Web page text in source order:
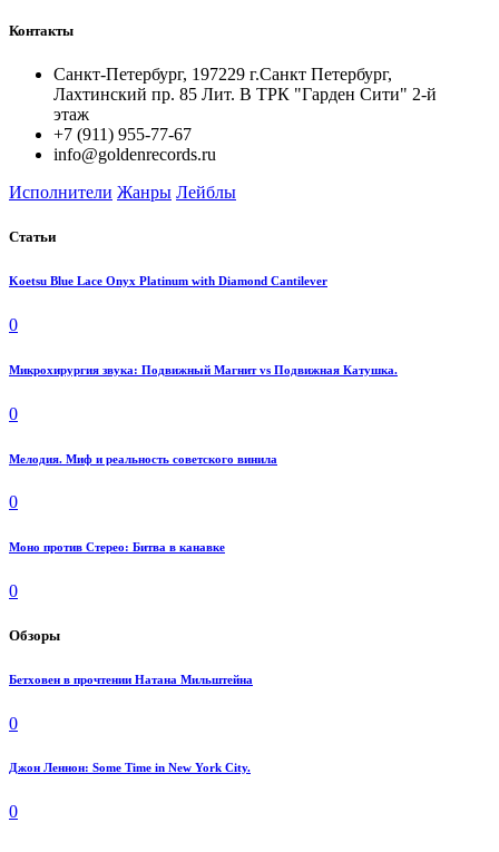
Контакты
Санкт-Петербург, 197229 г.Санкт Петербург,
Лахтинский пр. 85 Лит. B ТРК "Гарден Сити" 2-й
этаж
+7 (911) 955-77-67
info@goldenrecords.ru
Исполнители Жанры Лейблы
Статьи
Koetsu Blue Lace Onyx Platinum with Diamond Cantilever
0
Микрохирургия звука: Подвижный Магнит vs Подвижная Катушка.
0
Мелодия. Миф и реальность советского винила
0
Моно против Стерео: Битва в канавке
0
Обзоры
Бетховен в прочтении Натана Мильштейна
0
Джон Леннон: Some Time in New York City.
0